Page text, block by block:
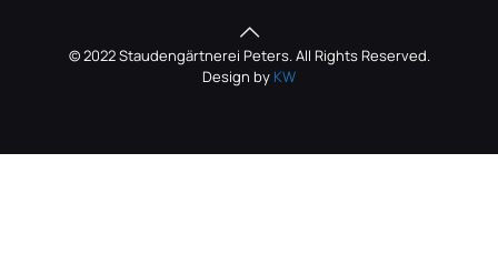
© 2022 Staudengärtnerei Peters. All Rights Reserved.
Design by KW